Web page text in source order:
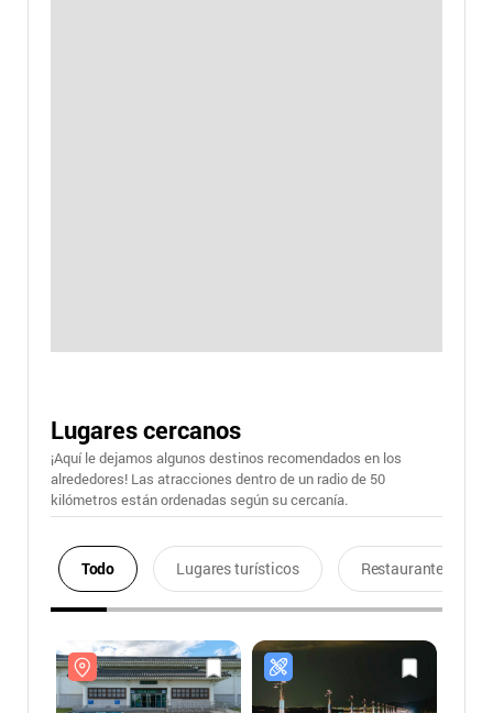
Lugares cercanos
¡Aquí le dejamos algunos destinos recomendados en los
alrededores! Las atracciones dentro de un radio de 50
kilómetros están ordenadas según su cercanía.
Todo Lugares turísticos Restaurantes